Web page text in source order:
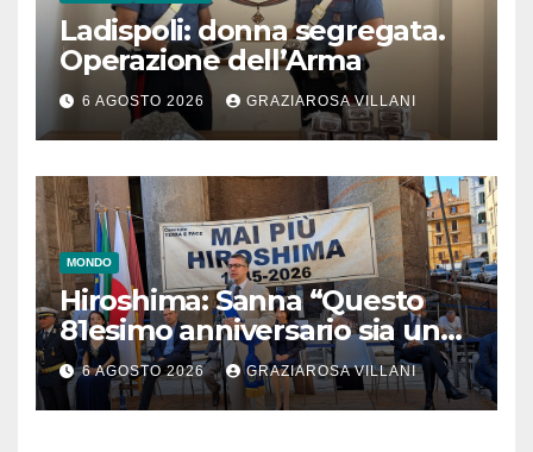
Ladispoli: donna segregata.
Operazione dell’Arma
6 AGOSTO 2026 GRAZIAROSA VILLANI
MONDO
Hiroshima: Sanna “Questo
81esimo anniversario sia un
monito per tutti”
6 AGOSTO 2026 GRAZIAROSA VILLANI